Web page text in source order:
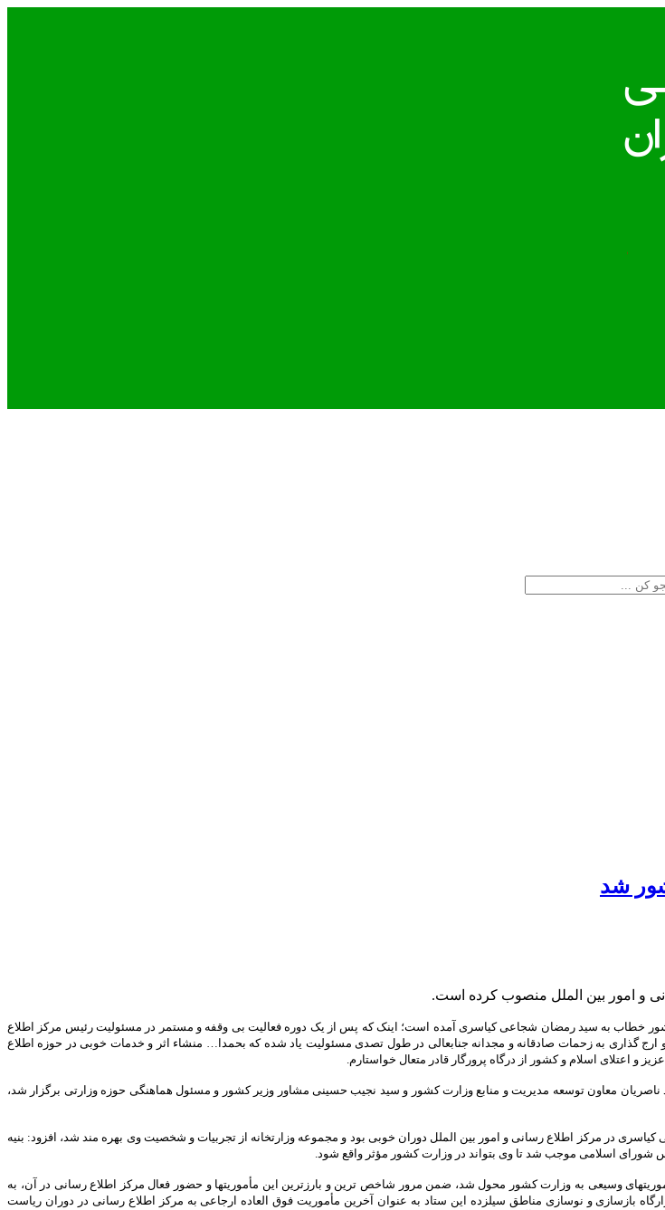
شد
و امور بین الملل منصوب کرده است.
کشور خطاب به سید رمضان شجاعی کیاسری آمده است؛ اینک که پس از یک دوره فعالیت بی وقفه و مستمر در مسئولیت رئیس مرکز اطلاع
گذاری به زحمات صادقانه و مجدانه جنابعالی در طول تصدی مسئولیت یاد شده که بحمدا… منشاء اثر و خدمات خوبی در حوزه اطلاع
اعتلای اسلام و کشور از درگاه پرورگار قادر متعال خواستارم.
معاون توسعه مدیریت و منابع وزارت کشور و سید نجیب حسینی مشاور وزیر کشور و مسئول هماهنگی حوزه وزارتی برگزار شد،
در مرکز اطلاع رسانی و امور بین الملل دوران خوبی بود و مجموعه وزارتخانه از تجربیات و شخصیت وی بهره مند شد، افزود: بنیه
اسلامی موجب شد تا وی بتواند در وزارت کشور مؤثر واقع شود.
وسیعی به وزارت کشور محول شد، ضمن مرور شاخص ترین و بارزترین این مأموریتها و حضور فعال مرکز اطلاع رسانی در آن، به
بازسازی و نوسازی مناطق سیلزده این ستاد به عنوان آخرین مأموریت فوق العاده ارجاعی به مرکز اطلاع رسانی در دوران ریاست